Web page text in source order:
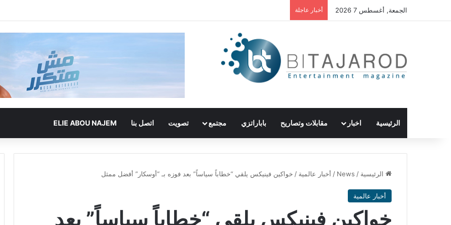
الجمعة, أغسطس 7 2026 أخبار عاجلة
الرئيسية اخبار مقابلات وتصاريح باباراتزي مجتمع تصويت اتصل بنا ELIE ABOU NAJEM
الرئيسية /
News
/ أخبار عالمية / خواكين فينيكس يلقي “خطاباً سياساً” بعد فوزه بـ “أوسكار” أفضل ممثل
أخبار عالمية
خواكين فينيكس يلقي “خطاباً سياساً” بعد